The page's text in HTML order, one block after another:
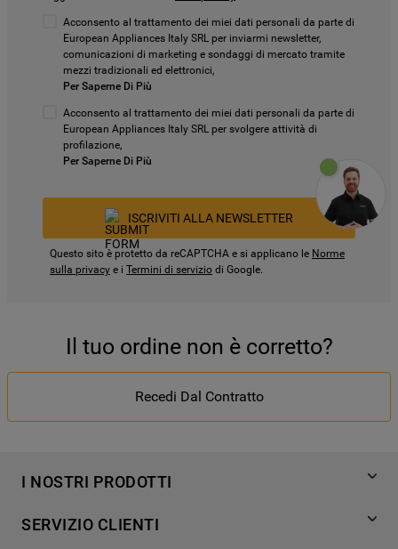
Acconsento al trattamento dei miei dati personali da parte di
European Appliances Italy SRL per inviarmi newsletter,
comunicazioni di marketing e sondaggi di mercato tramite
mezzi tradizionali ed elettronici,
Per Saperne Di Più
Acconsento al trattamento dei miei dati personali da parte di
European Appliances Italy SRL per svolgere attività di
profilazione,
Per Saperne Di Più
ISCRIVITI ALLA NEWSLETTER
Questo sito è protetto da reCAPTCHA e si applicano le Norme
sulla privacy e i Termini di servizio di Google.
Il tuo ordine non è corretto?
Recedi Dal Contratto
I NOSTRI PRODOTTI
Refrigerazione
SERVIZIO CLIENTI